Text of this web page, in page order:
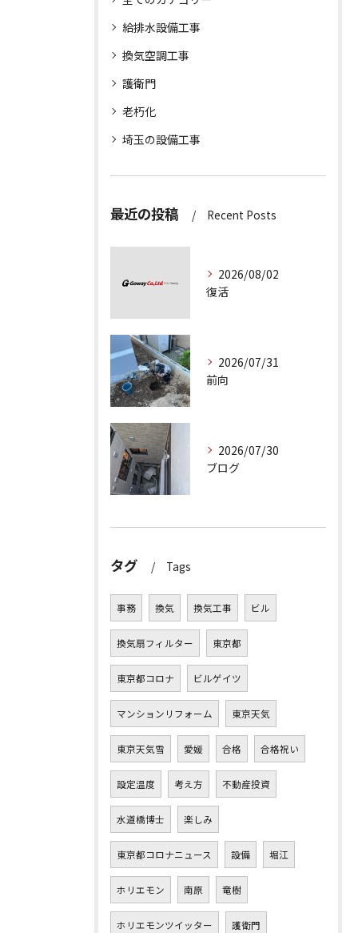
給排水設備工事
換気空調工事
護衛門
老朽化
埼玉の設備工事
最近の投稿 Recent Posts
2026/08/02
復活
2026/07/31
前向
2026/07/30
ブログ
タグ Tags
事務 換気 換気工事 ビル
換気扇フィルター 東京都
東京都コロナ ビルゲイツ
マンションリフォーム 東京天気
東京天気雪 愛媛 合格 合格祝い
設定温度 考え方 不動産投資
水道橋博士 楽しみ
東京都コロナニュース 設備 堀江
ホリエモン 南原 竜樹
ホリエモンツイッター 護衛門